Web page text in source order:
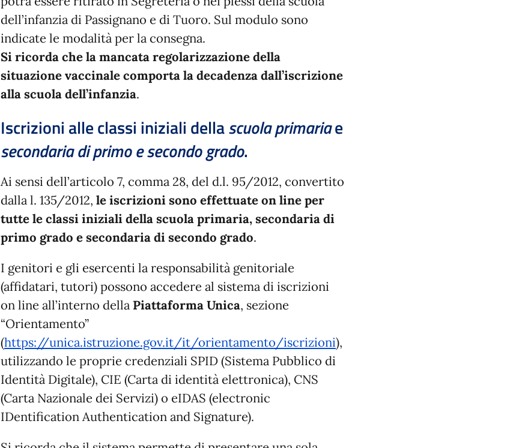
dell’infanzia di Passignano e di Tuoro. Sul modulo sono
indicate le modalità per la consegna.
Si ricorda che la mancata regolarizzazione della
situazione vaccinale comporta la decadenza dall’iscrizione
alla scuola dell’infanzia.
Iscrizioni alle classi iniziali dellascuola primariae
secondaria di primo e secondo grado.
Ai sensi dell’articolo 7, comma 28, del d.l. 95/2012, convertito
dalla l. 135/2012, le iscrizioni sono effettuate on line per
tutte le classi iniziali della scuola primaria, secondaria di
primo grado e secondaria di secondo grado.
I genitori e gli esercenti la responsabilità genitoriale
(affidatari, tutori) possono accedere al sistema di iscrizioni
on line all’interno della Piattaforma Unica, sezione
“Orientamento”
(https://unica.istruzione.gov.it/it/orientamento/iscrizioni),
utilizzando le proprie credenziali SPID (Sistema Pubblico di
Identità Digitale), CIE (Carta di identità elettronica), CNS
(Carta Nazionale dei Servizi) o eIDAS (electronic
IDentification Authentication and Signature).